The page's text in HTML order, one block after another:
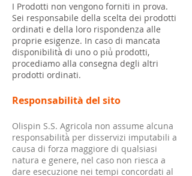
I Prodotti non vengono forniti in prova.
Sei responsabile della scelta dei prodotti
ordinati e della loro rispondenza alle
proprie esigenze. In caso di mancata
disponibilità̀ di uno o più̀ prodotti,
procediamo alla consegna degli altri
prodotti ordinati.
Responsabilità del sito
Olispin S.S. Agricola non assume alcuna
responsabilità̀ per disservizi imputabili a
causa di forza maggiore di qualsiasi
natura e genere, nel caso non riesca a
dare esecuzione nei tempi concordati al